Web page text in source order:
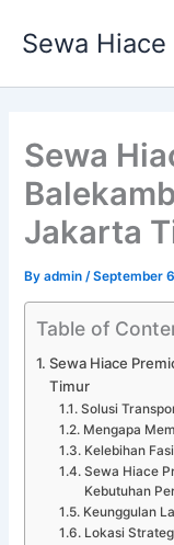
Sewa
Sewa
Jakarta
Byadmin /September
Table of
Sewa Hiace
Timur
Solusi
Mengapa
Kelebihan
Sewa Hiace
Kebutuhan
Keunggulan
Lokasi